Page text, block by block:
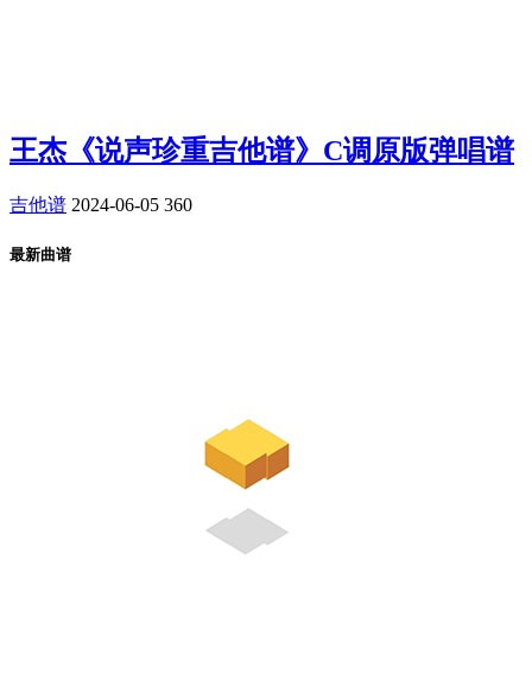
王杰《说声珍重吉他谱》C调原版弹唱谱
吉他谱 2024-06-05 360
最新曲谱